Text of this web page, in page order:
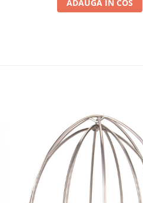
ADAUGA IN COS